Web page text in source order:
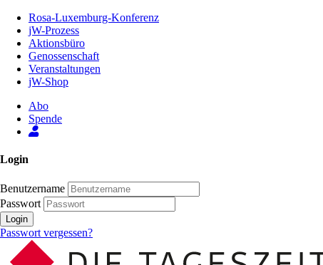
Inhalt
Seite
Rosa-Luxemburg-Konferenz
jW-Prozess
Aktionsbüro
Genossenschaft
Veranstaltungen
jW-Shop
Abo
Spende
Login
Benutzername
Passwort
Login
Passwort vergessen?